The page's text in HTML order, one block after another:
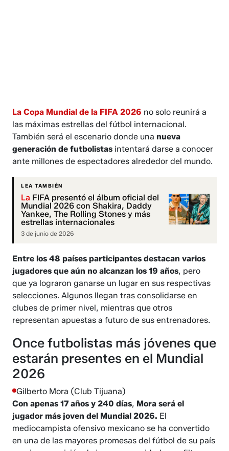
La Copa Mundial de la FIFA 2026 no solo reunirá a
las máximas estrellas del fútbol internacional.
También será el escenario donde unanueva
generación de futbolistas intentará darse a conocer
ante millones de espectadores alrededor del mundo.
LEA TAMBIÉN
La FIFA presentó el álbum oficial del
Mundial 2026 con Shakira, Daddy
Yankee, The Rolling Stones y más
estrellas internacionales
3 de junio de 2026
Entre los 48 países participantes destacan varios
jugadores que aún no alcanzan los 19 años, pero
que ya lograron ganarse un lugar en sus respectivas
selecciones. Algunos llegan tras consolidarse en
clubes de primer nivel, mientras que otros
representan apuestas a futuro de sus entrenadores.
Once futbolistas más jóvenes que
estarán presentes en el Mundial
2026
Gilberto Mora (Club Tijuana)
Con apenas 17 años y 240 días, Mora será el
jugador más joven del Mundial 2026. El
mediocampista ofensivo mexicano se ha convertido
en una de las mayores promesas del fútbol de su país